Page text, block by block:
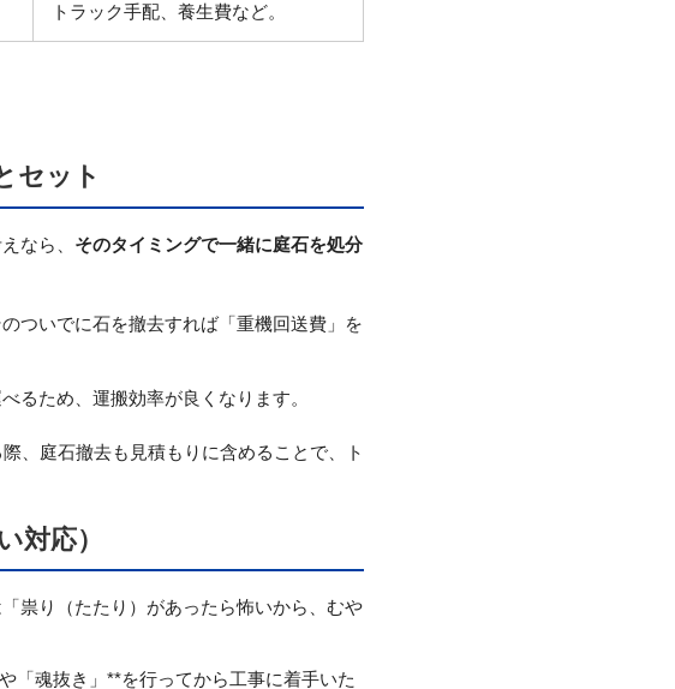
トラック手配、養生費など。
セット
なら、 そのタイミングで一緒に庭石を処分
ついでに石を撤去すれば「重機回送費」を
るため、運搬効率が良くなります。
、庭石撤去も見積もりに含めることで、ト
対応）
祟り（たたり）があったら怖いから、むや
「魂抜き」**を行ってから工事に着手いた